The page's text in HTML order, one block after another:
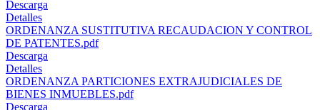
Descarga
Detalles
ORDENANZA SUSTITUTIVA RECAUDACION Y CONTROL
DE PATENTES.pdf
Descarga
Detalles
ORDENANZA PARTICIONES EXTRAJUDICIALES DE
BIENES INMUEBLES.pdf
Descarga